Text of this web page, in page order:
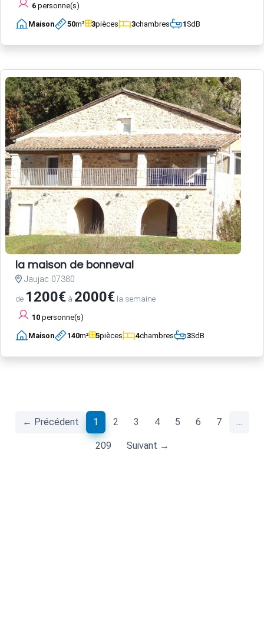
6 personne(s)
Maison 50m² 3pièces 3chambres 1SdB
la maison de bonneval
Jaujac 07380
de 1200€ à 2000€ la semaine
10 personne(s)
Maison 140m² 5pièces 4chambres 3SdB
← Précédent 1 (current)
2 3 4 5 6 7 …
209 Suivant →